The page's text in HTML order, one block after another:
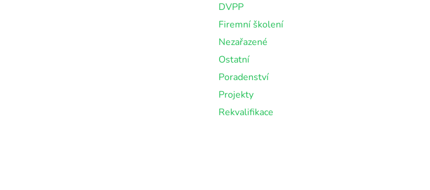
DVPP
Firemní školení
Nezařazené
Ostatní
Poradenství
Projekty
Rekvalifikace